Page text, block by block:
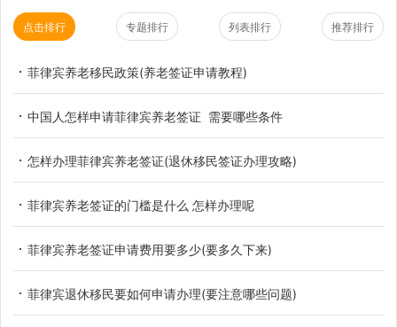
点击排行 专题排行 列表排行 推荐排行
菲律宾养老移民政策(养老签证申请教程)
中国人怎样申请菲律宾养老签证 需要哪些条件
怎样办理菲律宾养老签证(退休移民签证办理攻略)
菲律宾养老签证的门槛是什么 怎样办理呢
菲律宾养老签证申请费用要多少(要多久下来)
菲律宾退休移民要如何申请办理(要注意哪些问题)